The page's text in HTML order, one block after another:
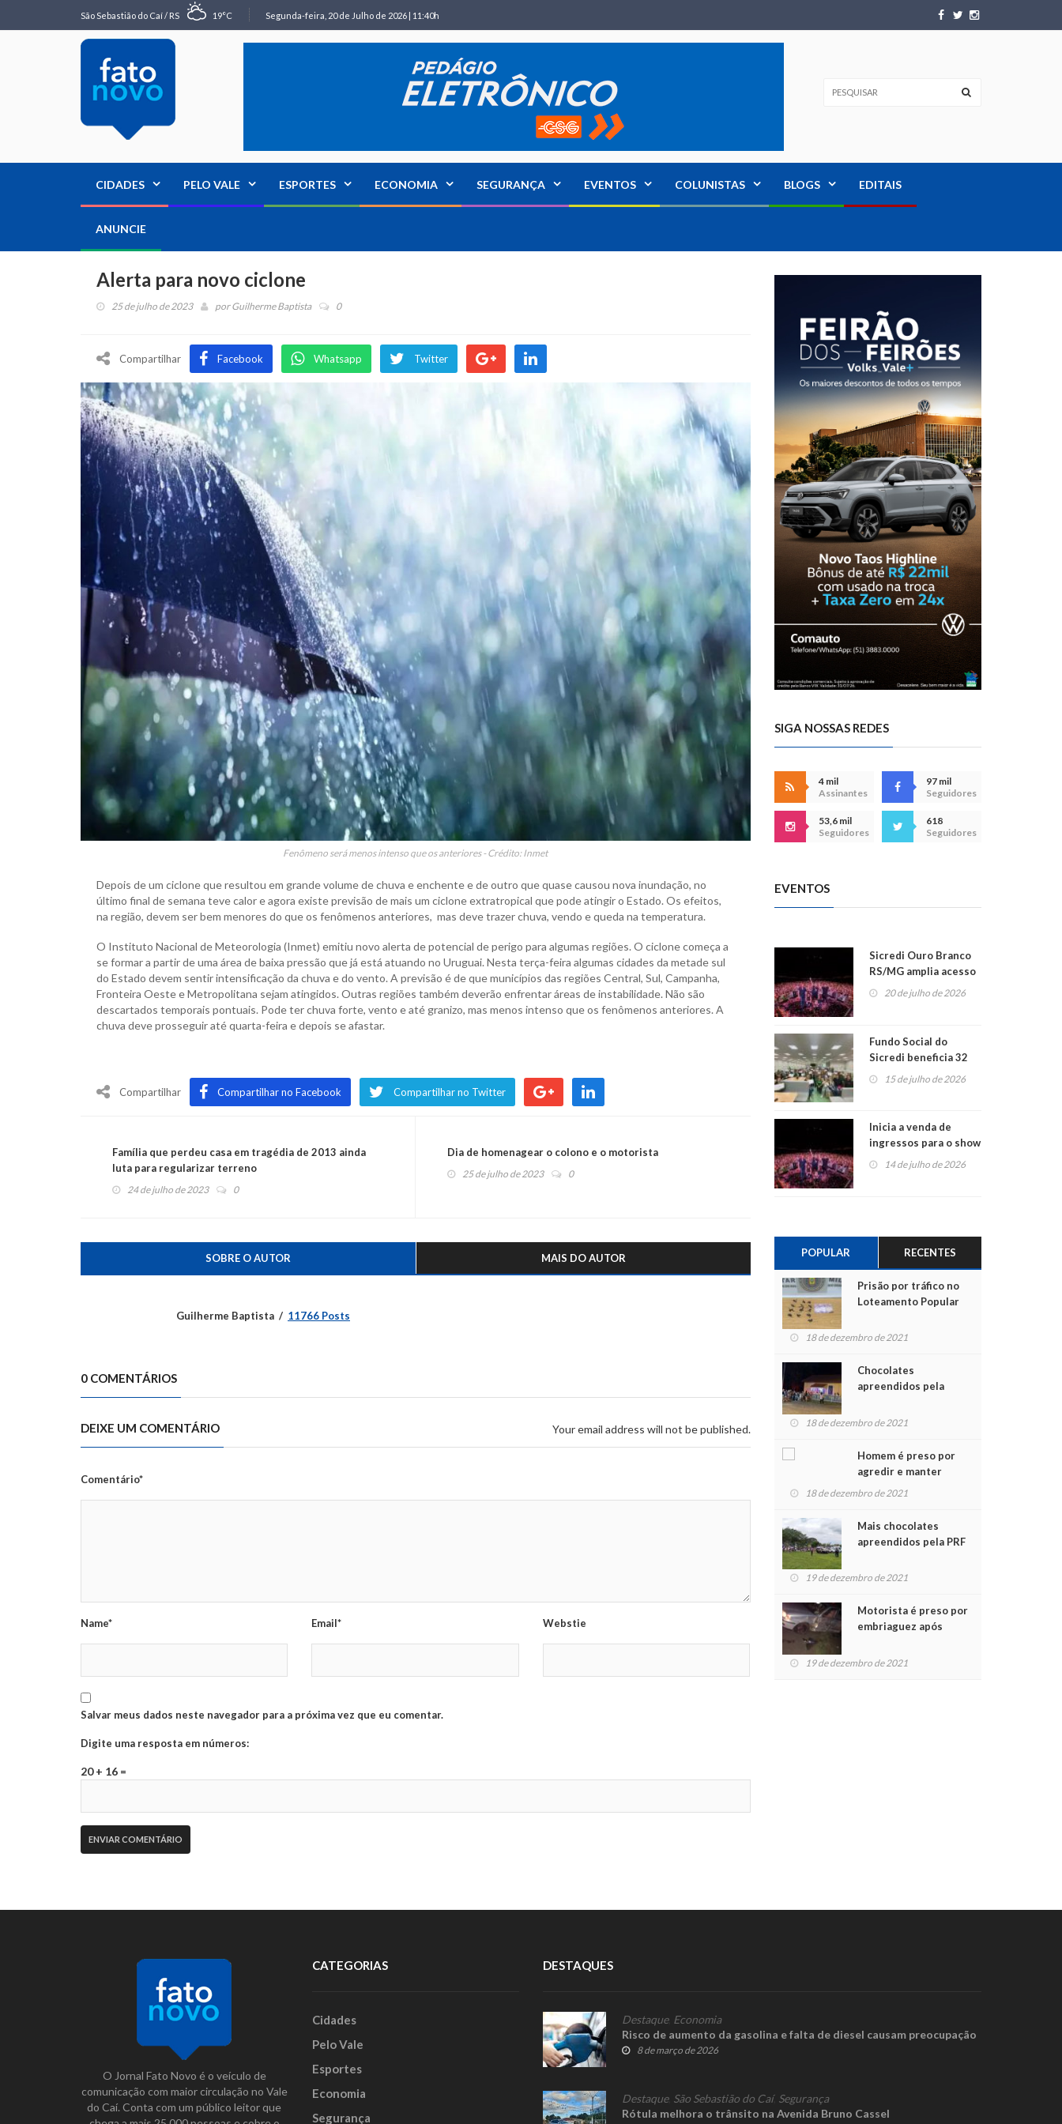
São Sebastião do Caí / RS 19°C Segunda-feira, 20 de Julho de 2026 | 11:40h
CIDADES PELO VALE ESPORTES ECONOMIA SEGURANÇA EVENTOS COLUNISTAS BLOGS EDITAIS
ANUNCIE
Alerta para novo ciclone
25 de julho de 2023 porGuilherme Baptista 0
Compartilhar Facebook Whatsapp Twitter
Fenômeno será menos intenso que os anteriores - Crédito: Inmet
Depois de um ciclone que resultou em grande volume de chuva e enchente e de outro que quase causou nova inundação, no
último final de semana teve calor e agora existe previsão de mais um ciclone extratropical que pode atingir o Estado. Os efeitos,
na região, devem ser bem menores do que os fenômenos anteriores, mas deve trazer chuva, vendo e queda na temperatura.
O Instituto Nacional de Meteorologia (Inmet) emitiu novo alerta de potencial de perigo para algumas regiões. O ciclone começa a
se formar a partir de uma área de baixa pressão que já está atuando no Uruguai. Nesta terça-feira algumas cidades da metade sul
do Estado devem sentir intensificação da chuva e do vento. A previsão é de que municípios das regiões Central, Sul, Campanha,
Fronteira Oeste e Metropolitana sejam atingidos. Outras regiões também deverão enfrentar áreas de instabilidade. Não são
descartados temporais pontuais. Pode ter chuva forte, vento e até granizo, mas menos intenso que os fenômenos anteriores. A
chuva deve prosseguir até quarta-feira e depois se afastar.
Compartilhar Compartilhar no Facebook Compartilhar no Twitter
Família que perdeu casa em tragédia de 2013 ainda
luta para regularizar terreno
24 de julho de 2023 0
Dia de homenagear o colono e o motorista
25 de julho de 2023 0
SOBRE O AUTOR MAIS DO AUTOR
Guilherme Baptista 11766 Posts
0 COMENTÁRIOS
DEIXE UM COMENTÁRIO Your email address will not be published.
Comentário*
Name* Email* Webstie
Salvar meus dados neste navegador para a próxima vez que eu comentar.
Digite uma resposta em números:
20 + 16 =
SIGA NOSSAS REDES
4 mil
Assinantes
97 mil
Seguidores
53,6 mil
Seguidores
618
Seguidores
EVENTOS
Sicredi Ouro Branco
RS/MG amplia acesso
ao show dos 45 anos
20 de julho de 2026
Fundo Social do
Sicredi beneficia 32
projetos em
Montenegro
15 de julho de 2026
Inicia a venda de
ingressos para o show
do Jota Quest nos 45
14 de julho de 2026
POPULAR RECENTES
Prisão por tráfico no
Loteamento Popular
18 de dezembro de 2021
Chocolates
apreendidos pela
para crianças na
18 de dezembro de 2021
Homem é preso por
agredir e manter
mulher em cárcere
18 de dezembro de 2021
Mais chocolates
apreendidos pela PRF
crianças no Natal
19 de dezembro de 2021
Motorista é preso por
embriaguez após
feridos
19 de dezembro de 2021
O Jornal Fato Novo é o veículo de
comunicação com maior circulação no Vale
do Caí. Conta com um público leitor que
CATEGORIAS
Cidades
Pelo Vale
Esportes
Economia
Segurança
DESTAQUES
Destaque, Economia
Risco de aumento da gasolina e falta de diesel causam preocupação
8 de março de 2026
Destaque, São Sebastião do Caí, Segurança
Rótula melhora o trânsito na Avenida Bruno Cassel